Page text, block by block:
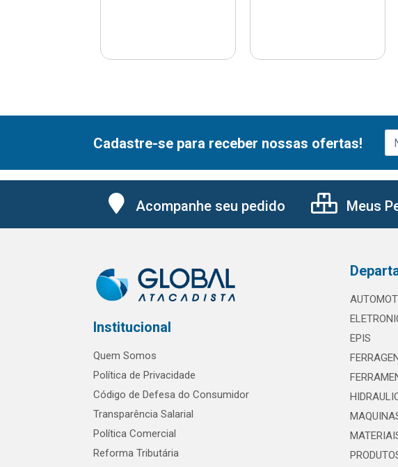
Cadastre-se para receber nossas ofertas!
Acompanhe seu pedido Meus
Institucional
Quem Somos
Política de Privacidade
Código de Defesa do Consumidor
Transparência Salarial
Política Comercial
Reforma Tributária
EPIS